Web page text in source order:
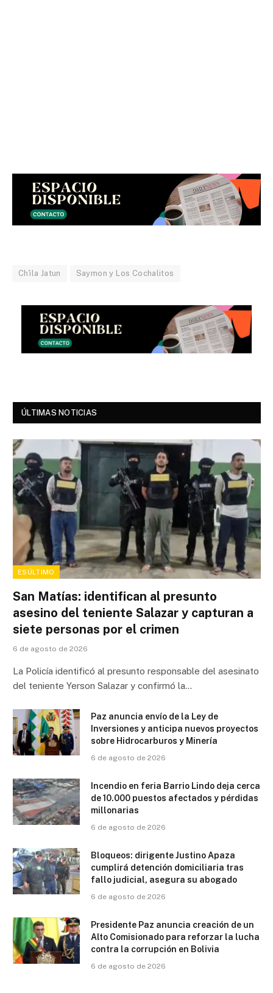
Ch'ila Jatun Saymon y Los Cochalitos
ÚLTIMAS NOTICIAS
ESÚLTIMO
San Matías: identifican al presunto
asesino del teniente Salazar y capturan a
siete personas por el crimen
6 de agosto de 2026
La Policía identificó al presunto responsable del asesinato
del teniente Yerson Salazar y confirmó la…
Paz anuncia envío de la Ley de
Inversiones y anticipa nuevos proyectos
sobre Hidrocarburos y Minería
6 de agosto de 2026
Incendio en feria Barrio Lindo deja cerca
de 10.000 puestos afectados y pérdidas
millonarias
6 de agosto de 2026
Bloqueos: dirigente Justino Apaza
cumplirá detención domiciliaria tras
fallo judicial, asegura su abogado
6 de agosto de 2026
Presidente Paz anuncia creación de un
Alto Comisionado para reforzar la lucha
contra la corrupción en Bolivia
6 de agosto de 2026